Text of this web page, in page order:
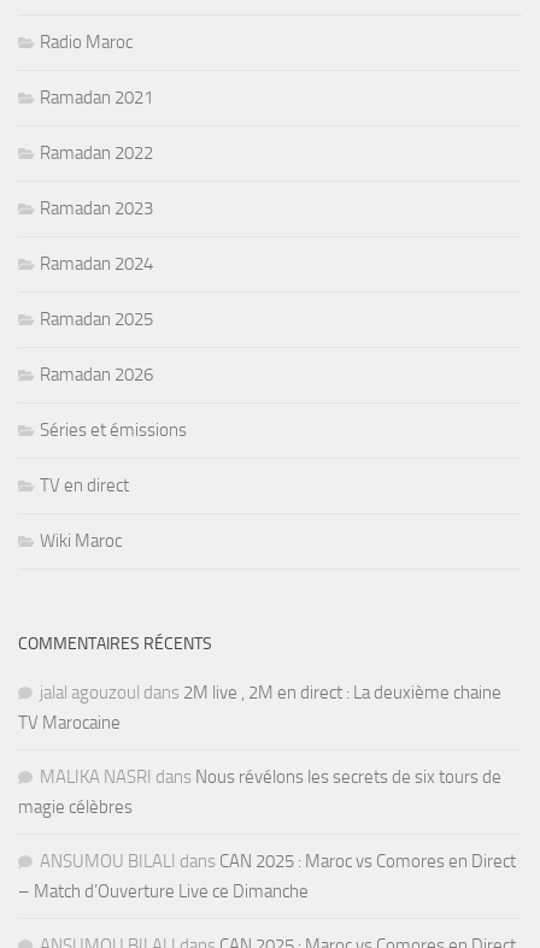
Radio Maroc
Ramadan 2021
Ramadan 2022
Ramadan 2023
Ramadan 2024
Ramadan 2025
Ramadan 2026
Séries et émissions
TV en direct
Wiki Maroc
COMMENTAIRES RÉCENTS
jalal agouzoul dans 2M live , 2M en direct : La deuxième chaine
TV Marocaine
MALIKA NASRI dans Nous révélons les secrets de six tours de
magie célèbres
ANSUMOU BILALI dans CAN 2025 : Maroc vs Comores en Direct
– Match d’Ouverture Live ce Dimanche